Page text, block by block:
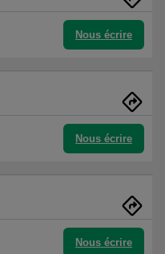
Nous écrire
Nous écrire
Nous écrire